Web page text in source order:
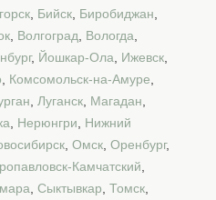
Бийск Биробиджан
Волгоград Вологда
, Йошкар-Ола Ижевск
Комсомольск-на-Амуре
Луганск Магадан
Нерюнгри
Нижний
Омск Оренбург,
Камчатский
Сыктывкар Томск